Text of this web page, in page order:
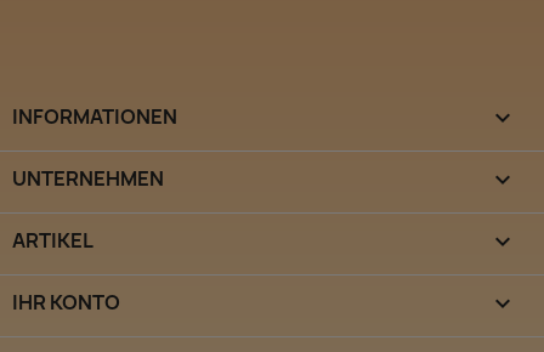
INFORMATIONEN 
UNTERNEHMEN 
ARTIKEL 
IHR KONTO 